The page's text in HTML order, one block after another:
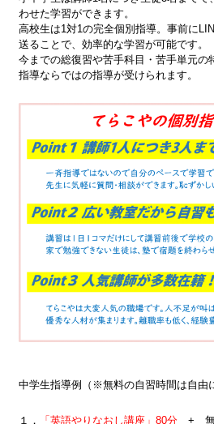
わせた学習ができます。
高校生は1対1の完全個別指導。事前に
送ることで、効率的な学習が可能です。
今までの総復習や苦手科目・苦手単元の
指導ならではの指導が受けられます。
中学生指導例（※無料の自習時間は自由
１． 「英語やりなおし講座」80分 + 無